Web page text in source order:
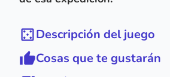
Descripción del juego
Cosas que te gustarán